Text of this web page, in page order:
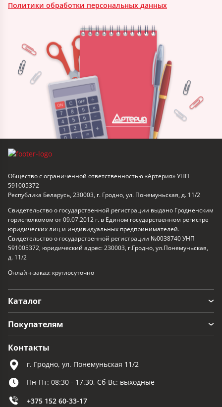
Политики обработки персональных данных
Общество с ограниченной ответственностью «Артерия» УНП
591005372
Республика Беларусь, 230003, г. Гродно, ул. Понемуньская, д. 11/2
Свидетельство о государственной регистрации выдано Гродненским
горисполкомом от 09.07.2012 г. в Едином государственном регистре
юридических лиц и индивидуальных предпринимателей.
Свидетельство о государственной регистрации №0038740 УНП
591005372, юридический адрес: 230003, г.Гродно, ул.Понемуньская,
д. 11/2
Онлайн-заказ: круглосуточно
Каталог
Покупателям
Контакты
г. Гродно, ул. Понемуньская 11/2
Пн-Пт: 08:30 - 17.30, Сб-Вс: выходные
+375 152 60-33-17